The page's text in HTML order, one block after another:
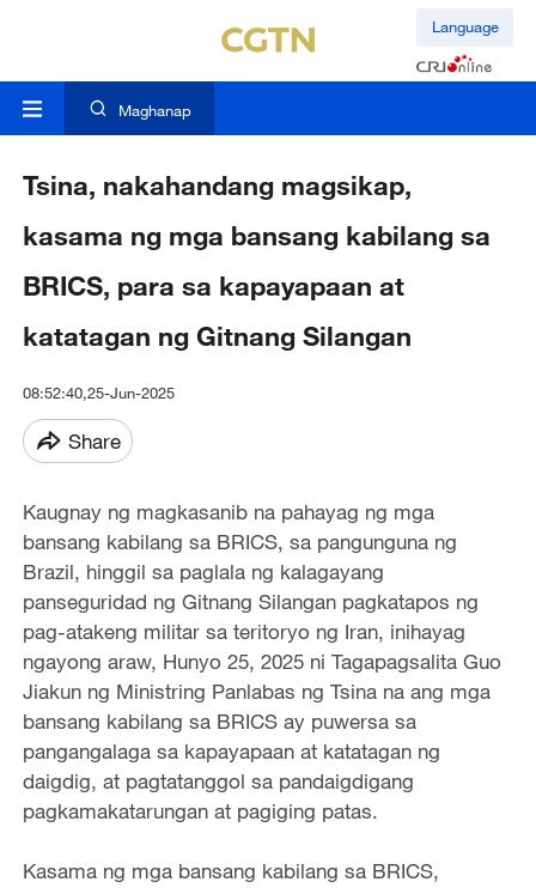
Language
Maghanap
Tsina, nakahandang magsikap,
kasama ng mga bansang kabilang sa
BRICS, para sa kapayapaan at
katatagan ng Gitnang Silangan
08:52:40,25-Jun-2025
Share
Kaugnay ng magkasanib na pahayag ng mga
bansang kabilang sa BRICS, sa pangunguna ng
Brazil, hinggil sa paglala ng kalagayang
panseguridad ng Gitnang Silangan pagkatapos ng
pag-atakeng militar sa teritoryo ng Iran, inihayag
ngayong araw, Hunyo 25, 2025 ni Tagapagsalita Guo
Jiakun ng Ministring Panlabas ng Tsina na ang mga
bansang kabilang sa BRICS ay puwersa sa
pangangalaga sa kapayapaan at katatagan ng
daigdig, at pagtatanggol sa pandaigdigang
pagkamakatarungan at pagiging patas.
Kasama ng mga bansang kabilang sa BRICS,